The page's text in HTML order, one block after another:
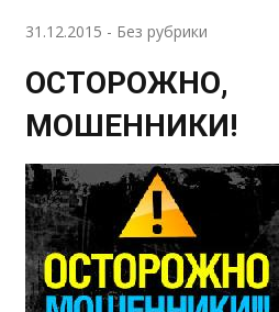
31.12.2015 - Без рубрики
ОСТОРОЖНО,
МОШЕННИКИ!